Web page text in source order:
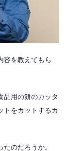
容を教えてもら
品用の餅のカッタ
トをカットするカ
のだろうか。